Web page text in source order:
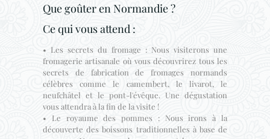
Que goûter en Normandie ?
Ce qui vous attend :
• Les secrets du fromage : Nous visiterons une
fromagerie artisanale où vous découvrirez tous les
secrets de fabrication de fromages normands
célèbres comme le camembert, le livarot, le
neufchâtel et le pont-l'évêque. Une dégustation
vous attendra à la fin de la visite !
• Le royaume des pommes : Nous irons à la
découverte des boissons traditionnelles à base de